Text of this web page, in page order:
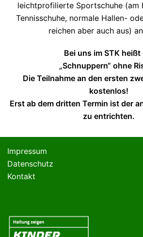
leichtprofilierte Sportschuhe (am
Tennisschuhe, normale Hallen-
reichen aber auch aus)
Bei uns im STK heißt
„Schnuppern“ ohne
Die Teilnahme an den ersten
kostenlos!
Erst ab dem dritten Termin ist der
zu entrichten.
Impressum
Datenschutz
Kontakt